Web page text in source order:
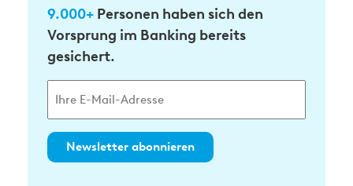
9.000+ Personen haben sich den
Vorsprung im Banking bereits
gesichert.
Newsletter abonnieren